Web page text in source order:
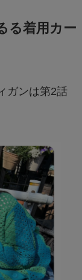
る着用カー
ガンは第2話